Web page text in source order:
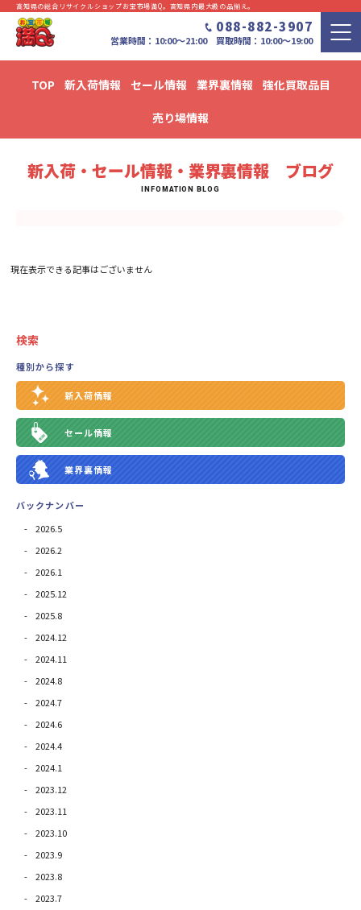
高知県の総合リサイクルショップお宝市場満Q。⾼知県内最⼤級の品揃え。
088-882-3907
営業時間：10:00〜21:00 買取時間：10:00～19:00
TOP 新入荷情報 セール情報 業界裏情報 強化買取品目
売り場情報
新入荷・セール情報・業界裏情報 ブログ
新入荷・セール情報・業界裏情報 ブログ
現在表示できる記事はございません
検索
種別から探す
新入荷情報
セール情報
業界裏情報
バックナンバー
2026.5
2026.2
2026.1
2025.12
2025.8
2024.12
2024.11
2024.8
2024.7
2024.6
2024.4
2024.1
2023.12
2023.11
2023.10
2023.9
2023.8
2023.7